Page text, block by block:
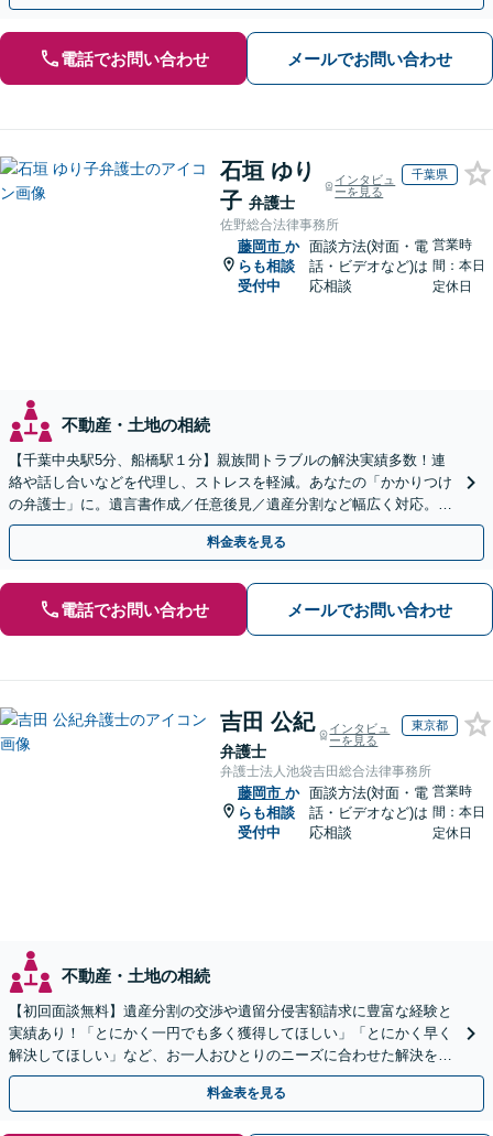
電話でお問い合わせ メールでお問い合わせ
石垣 ゆり
子 弁護士
インタビュ
ーを見る
千葉県
佐野総合法律事務所
藤岡市 か
らも相談
受付中
面談方法(対面・電
話・ビデオなど)は
応相談
営業時
間：本日
定休日
不動産・土地の相続
【千葉中央駅5分、船橋駅１分】親族間トラブルの解決実績多数！連
絡や話し合いなどを代理し、ストレスを軽減。あなたの「かかりつけ
の弁護士」に。遺言書作成／任意後見／遺産分割など幅広く対応。お
気軽にご相談ください！【初回来所相談30分無料】
料金表を見る
電話でお問い合わせ メールでお問い合わせ
吉田 公紀
弁護士
インタビュ
ーを見る
東京都
弁護士法人池袋吉田総合法律事務所
藤岡市 か
らも相談
受付中
面談方法(対面・電
話・ビデオなど)は
応相談
営業時
間：本日
定休日
不動産・土地の相続
【初回面談無料】遺産分割の交渉や遺留分侵害額請求に豊富な経験と
実績あり！「とにかく一円でも多く獲得してほしい」「とにかく早く
解決してほしい」など、お一人おひとりのニーズに合わせた解決を目
指します【WEB面談可】
料金表を見る